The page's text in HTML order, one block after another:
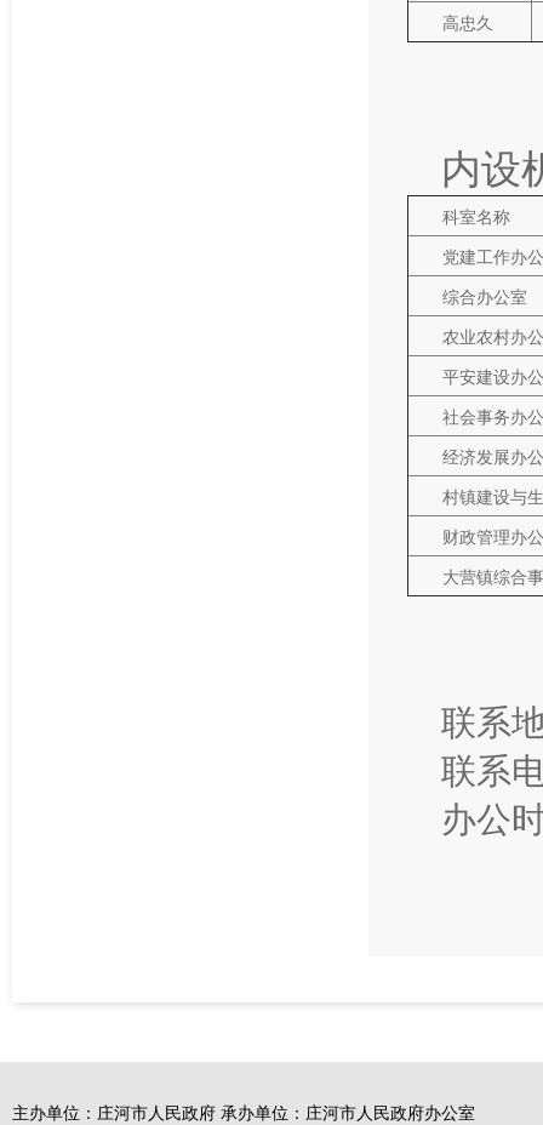
高忠久
内设
科室名称
党建工作办
综合办公室
农业农村办
平安建设办
社会事务办
经济发展办
村镇建设与
财政管理办
大营镇综合
联系
联系
办公
主办单位：庄河市人民政府 承办单位：庄河市人民政府办公室